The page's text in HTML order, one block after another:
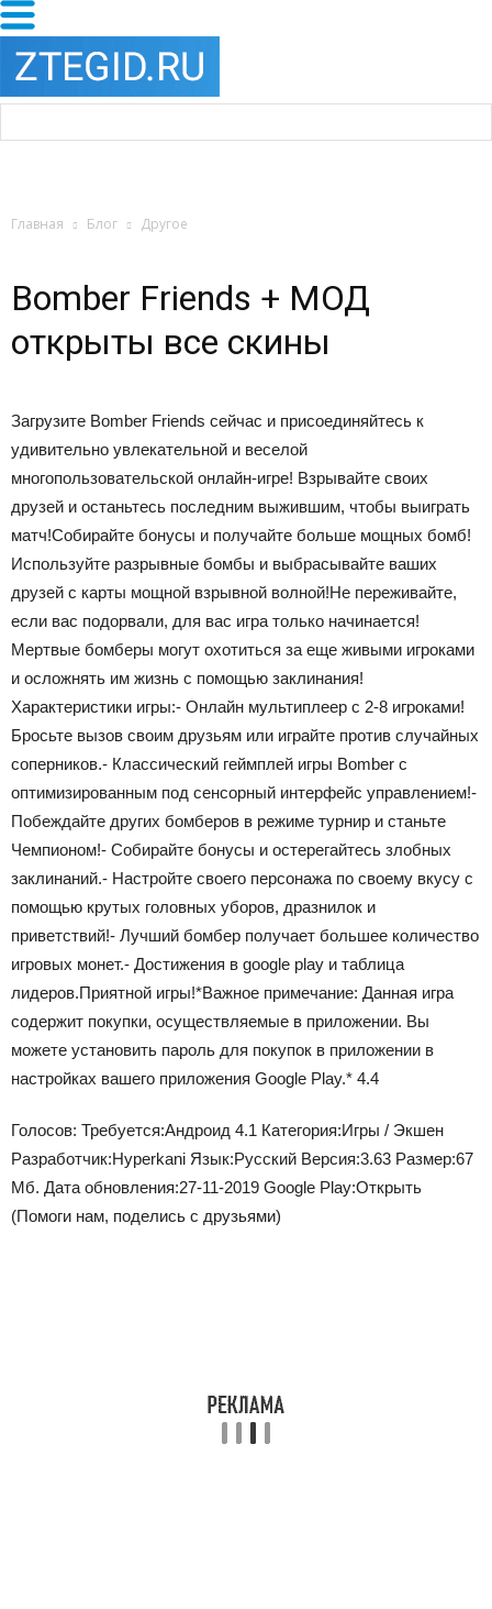
Главная Блог Другое
Bomber Friends + МОД
открыты все скины
Загрузите Bomber Friends сейчас и присоединяйтесь к
удивительно увлекательной и веселой
многопользовательской онлайн-игре! Взрывайте своих
друзей и останьтесь последним выжившим, чтобы выиграть
матч!Собирайте бонусы и получайте больше мощных бомб!
Используйте разрывные бомбы и выбрасывайте ваших
друзей с карты мощной взрывной волной!Не переживайте,
если вас подорвали, для вас игра только начинается!
Мертвые бомберы могут охотиться за еще живыми игроками
и осложнять им жизнь с помощью заклинания!
Характеристики игры:- Онлайн мультиплеер с 2-8 игроками!
Бросьте вызов своим друзьям или играйте против случайных
соперников.- Классический геймплей игры Bomber с
оптимизированным под сенсорный интерфейс управлением!-
Побеждайте других бомберов в режиме турнир и станьте
Чемпионом!- Собирайте бонусы и остерегайтесь злобных
заклинаний.- Настройте своего персонажа по своему вкусу с
помощью крутых головных уборов, дразнилок и
приветствий!- Лучший бомбер получает большее количество
игровых монет.- Достижения в google play и таблица
лидеров.Приятной игры!*Важное примечание: Данная игра
содержит покупки, осуществляемые в приложении. Вы
можете установить пароль для покупок в приложении в
настройках вашего приложения Google Play.* 4.4
Голосов: Требуется:Андроид 4.1 Категория:Игры / Экшен
Разработчик:Hyperkani Язык:Русский Версия:3.63 Размер:67
Мб. Дата обновления:27-11-2019 Google Play:Открыть
(Помоги нам, поделись с друзьями)